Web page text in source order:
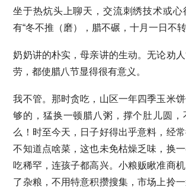
坐于热炕头上聊天，交流刺绣技术或心
有“冬不推（磨），腊不碾，十月一日不转
奶奶讲的朴实，母亲讲的生动。无论劝
劳，都使腊八节显得很有意义。
我不管。那时贪吃，山区一年四季玉米
够的，猛换一顿腊八粥，撑个肚儿圆，
么！时至今天，日子好得出乎意料，经常
不知道点啥菜，这也未免枯燥乏味，换
吃稀罕，连孩子都高兴。小粮贩瞅准商
了杂粮，不用特意积攒搜集，市场上拎